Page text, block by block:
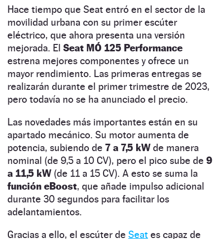
Hace tiempo que Seat entró en el sector de la
movilidad urbana con su primer escúter
eléctrico, que ahora presenta una versión
mejorada. El Seat MÓ 125 Performance
estrena mejores componentes y ofrece un
mayor rendimiento. Las primeras entregas se
realizarán durante el primer trimestre de 2023,
pero todavía no se ha anunciado el precio.
Las novedades más importantes están en su
apartado mecánico. Su motor aumenta de
potencia, subiendo de 7 a 7,5 kW de manera
nominal (de 9,5 a 10 CV), pero el pico sube de 9
a 11,5 kW (de 11 a 15 CV). A esto se suma la
función eBoost, que añade impulso adicional
durante 30 segundos para facilitar los
adelantamientos.
Gracias a ello, el escúter de Seat es capaz de